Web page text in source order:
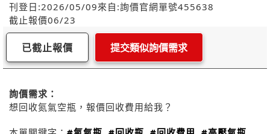
刊登日:2026/05/09來自:詢價官網單號455638
截止報價06/23
已截止報價 提交類似詢價需求
詢價需求：
想回收氮氣空瓶，報價回收費用給我？